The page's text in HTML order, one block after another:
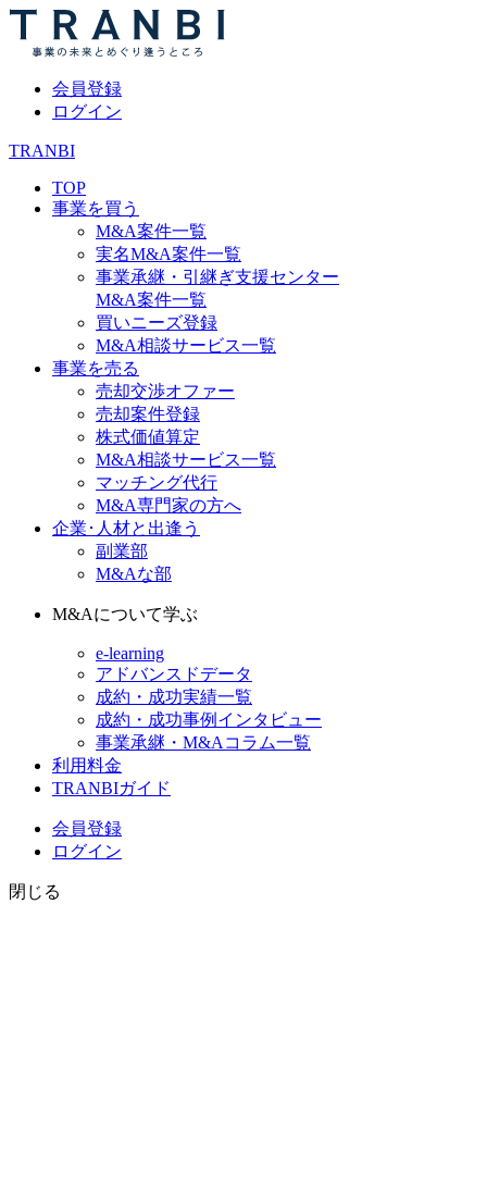
会員登録
ログイン
TRANBI
TOP
事業を買う
M&A案件一覧
実名M&A案件一覧
事業承継・引継ぎ支援センター
M&A案件一覧
買いニーズ登録
M&A相談サービス一覧
事業を売る
売却交渉オファー
売却案件登録
株式価値算定
M&A相談サービス一覧
マッチング代行
M&A専門家の方へ
企業･人材と出逢う
副業部
M&Aな部
M&Aについて学ぶ
e-learning
アドバンスドデータ
成約・成功実績一覧
成約・成功事例インタビュー
事業承継・M&Aコラム一覧
利用料金
TRANBIガイド
会員登録
ログイン
閉じる